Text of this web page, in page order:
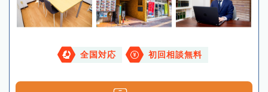
全国対応 初回相談無料